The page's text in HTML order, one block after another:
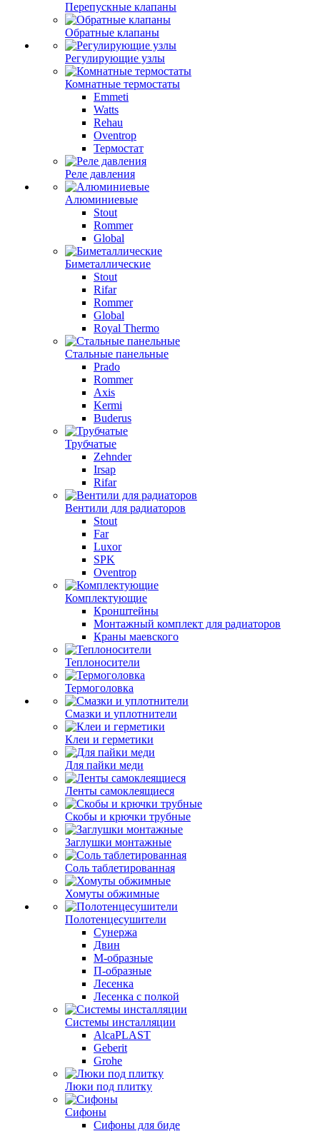
Перепускные клапаны
Обратные клапаны
Регулирующие узлы
Комнатные термостаты
Emmeti
Watts
Rehau
Oventrop
Термостат
Реле давления
Алюминиевые
Stout
Rommer
Global
Биметаллические
Stout
Rifar
Rommer
Global
Royal Thermo
Стальные панельные
Prado
Rommer
Axis
Kermi
Buderus
Трубчатые
Zehnder
Irsap
Rifar
Вентили для радиаторов
Stout
Far
Luxor
SPK
Oventrop
Комплектующие
Кронштейны
Монтажный комплект для радиаторов
Краны маевского
Теплоносители
Термоголовка
Смазки и уплотнители
Клеи и герметики
Для пайки меди
Ленты самоклеящиеся
Скобы и крючки трубные
Заглушки монтажные
Соль таблетированная
Хомуты обжимные
Полотенцесушители
Сунержа
Двин
М-образные
П-образные
Лесенка
Лесенка с полкой
Системы инсталляции
AlcaPLAST
Geberit
Grohe
Люки под плитку
Сифоны
Сифoны для биде